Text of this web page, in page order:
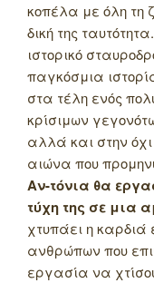
κοπέλα με όλη τη
δική της
ιστορικό
παγκόσμια
στα τέλη ενός
κρίσιμων
αλλά και στην
αιώνα που
Αν-τόνια θα
τύχη της σε μια
χτυπάει η καρδιά
ανθρώπων που
εργασία να